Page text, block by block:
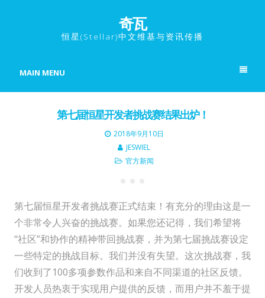
奇瓦
恒星(Stellar)中文维基与资讯传播
MAIN MENU
第七届恒星开发者挑战赛结果出炉！
2018年9月10日
JESWIEL
官方新闻
第七届恒星开发者挑战赛正式结束！有充分的理由这是一
个非常令人兴奋的挑战赛。如果您还记得，我们希望将
“社区”和协作的精神带回挑战赛，并为第七届挑战赛设定
一些特定的挑战目标。我们并没有失望。这次挑战赛，我
们收到了100多项参数作品和来自不同渠道的社区反馈。
开发人员热衷于实现用户提供的反馈，而用户并不羞于提